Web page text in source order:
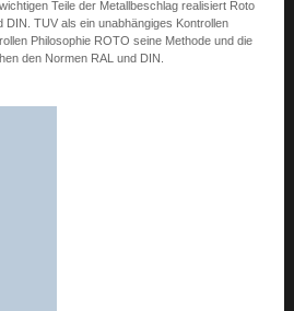
Teile der Metallbeschlag realisiert Roto
DIN. TUV als ein unabhängiges Kontrollen
Philosophie ROTO seine Methode und die
den Normen RAL und DIN.